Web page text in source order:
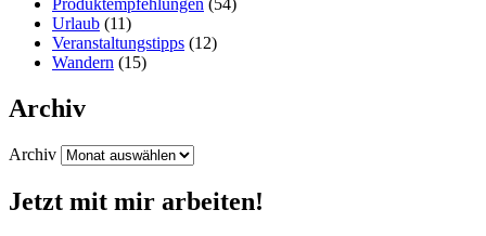
Produktempfehlungen (54)
Urlaub (11)
Veranstaltungstipps (12)
Wandern (15)
Archiv
Archiv
Jetzt mit mir arbeiten!